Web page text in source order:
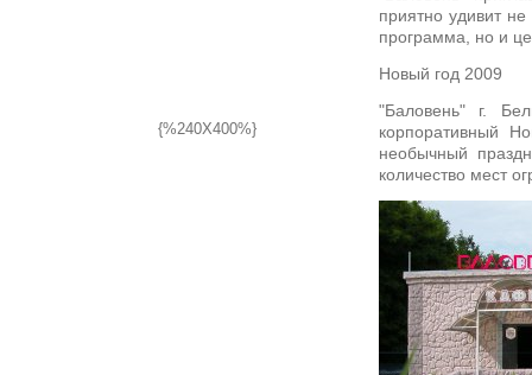
{%240X400%}
приятно удивит не
программа, но и
Новый год 2009
"Баловень" г.
корпоративный
необычный
количество мест